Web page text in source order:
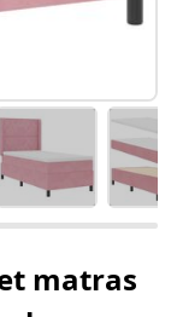
matras